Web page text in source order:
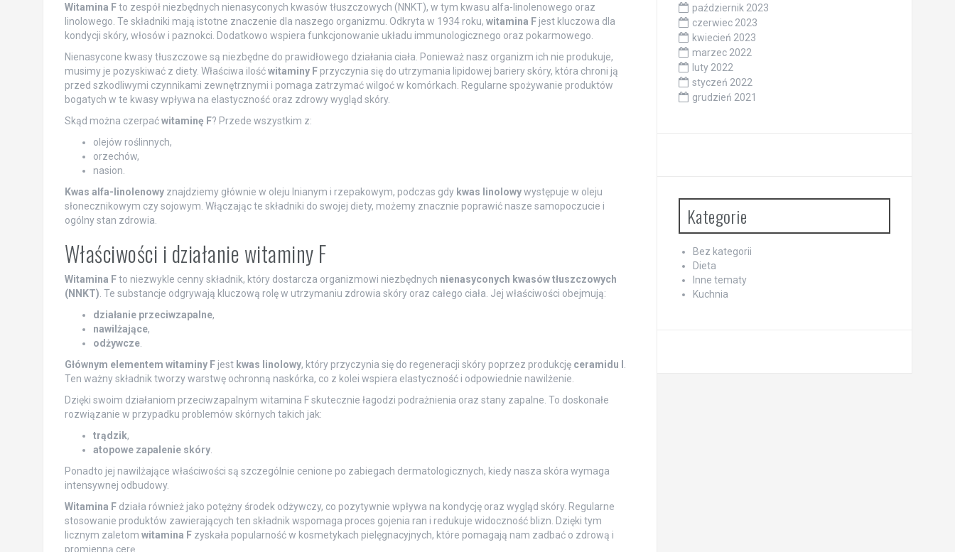
Witamina Fto zespół niezbędnych nienasyconych kwasów tłuszczowych (NNKT), w tym kwasu alfa-linolenowego oraz
linolowego. Te składniki mają istotne znaczenie dla naszego organizmu. Odkryta w 1934 roku, witamina Fjest kluczowa dla
kondycji skóry, włosów i paznokci. Dodatkowo wspiera funkcjonowanie układu immunologicznego oraz pokarmowego.
Nienasycone kwasy tłuszczowe są niezbędne do prawidłowego działania ciała. Ponieważ nasz organizm ich nie produkuje,
musimy je pozyskiwać z diety. Właściwa ilośćwitaminy Fprzyczynia się do utrzymania lipidowej bariery skóry, która chroni ją
przed szkodliwymi czynnikami zewnętrznymi i pomaga zatrzymać wilgoć w komórkach. Regularne spożywanie produktów
bogatych w te kwasy wpływa na elastyczność oraz zdrowy wygląd skóry.
Skąd można czerpaćwitaminę F? Przede wszystkim z:
olejów roślinnych,
orzechów,
nasion.
Kwas alfa-linolenowyznajdziemy głównie w oleju lnianym i rzepakowym, podczas gdy kwas linolowywystępuje w oleju
słonecznikowym czy sojowym. Włączając te składniki do swojej diety, możemy znacznie poprawić nasze samopoczucie i
ogólny stan zdrowia.
Właściwości i działanie witaminy F
Witamina Fto niezwykle cenny składnik, który dostarcza organizmowi niezbędnych nienasyconych kwasów tłuszczowych
(NNKT). Te substancje odgrywają kluczową rolę w utrzymaniu zdrowia skóry oraz całego ciała. Jej właściwości obejmują:
działanie przeciwzapalne,
nawilżające,
odżywcze.
Głównym elementem witaminy Fjest kwas linolowy, który przyczynia się do regeneracji skóry poprzez produkcję ceramidu I .
Ten ważny składnik tworzy warstwę ochronną naskórka, co z kolei wspiera elastyczność i odpowiednie nawilżenie.
Dzięki swoim działaniom przeciwzapalnym witamina F skutecznie łagodzi podrażnienia oraz stany zapalne. To doskonałe
rozwiązanie w przypadku problemów skórnych takich jak:
trądzik,
atopowe zapalenie skóry.
Ponadto jej nawilżające właściwości są szczególnie cenione po zabiegach dermatologicznych, kiedy nasza skóra wymaga
intensywnej odbudowy.
Witamina Fdziała również jako potężny środek odżywczy, co pozytywnie wpływa na kondycję oraz wygląd skóry. Regularne
stosowanie produktów zawierających ten składnik wspomaga proces gojenia ran i redukuje widoczność blizn. Dzięki tym
licznym zaletom witamina Fzyskała popularność w kosmetykach pielęgnacyjnych, które pomagają nam zadbać o zdrową i
promienną cerę.
październik 2023
czerwiec 2023
kwiecień 2023
marzec 2022
luty 2022
styczeń 2022
grudzień 2021
Kategorie
Bez kategorii
Dieta
Inne tematy
Kuchnia